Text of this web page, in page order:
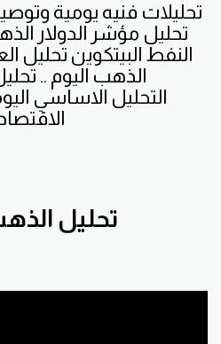
تحليلات فنيه يومية
تحليل مؤشر الدولار
النفط البيتكوين تحليل
الذهب اليوم ..
التحليل الاساسي